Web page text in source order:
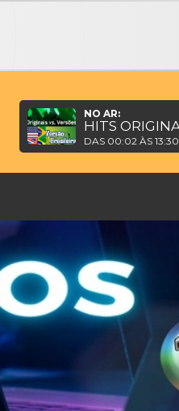
NO AR:
DAS 00:02 ÀS 13:30